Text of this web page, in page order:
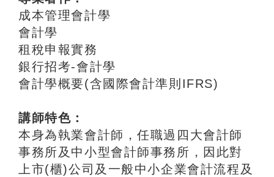
成本管理會計學
會計學
租稅申報實務
銀行招考-會計學
會計學概要(含國際會計準則IFRS)
講師特色：
本身為執業會計師，任職過四大會計師
事務所及中小型會計師事務所，因此對
上市(櫃)公司及一般中小企業會計流程及